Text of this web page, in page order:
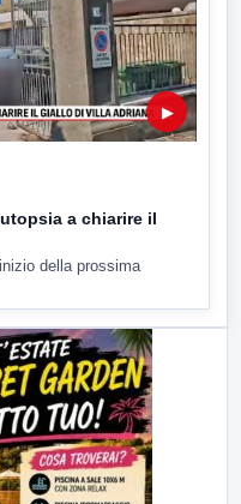
▶
a chiarire il
della prossima